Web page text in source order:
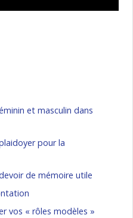
et masculin dans
pour la
de mémoire utile
vos « rôles modèles »